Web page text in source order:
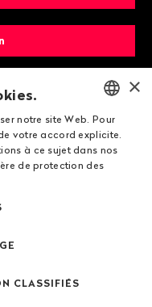
ENGLISH
DEUTSCH
×
notre site Web. Pour
votre accord explicite.
à ce sujet dans nos
de protection des
CLASSIFIÉS